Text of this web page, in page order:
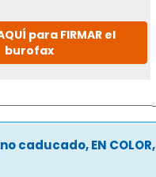
para FIRMAR el
burofax
caducado, EN COLOR,